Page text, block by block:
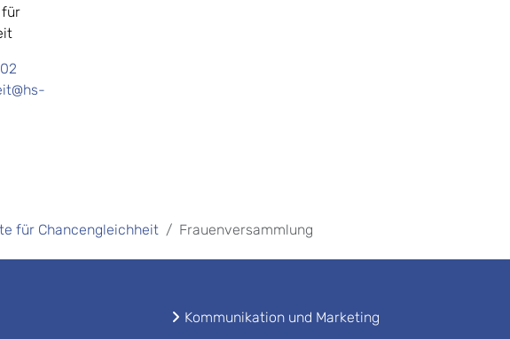
für
für Chancengleichheit Frauenversammlung
Kommunikation und Marketing